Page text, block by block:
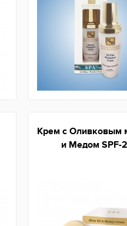
Крем с Оливковым
и Медом SPF-